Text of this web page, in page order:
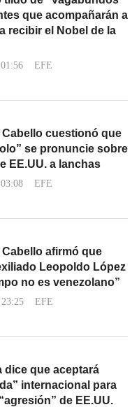
que acompañarán a
recibir el Nobel de la
EFE
Cabello cuestionó que
se pronuncie sobre
EE.UU. a lanchas
EFE
afirmó que
Leopoldo López
no es venezolano”
EFE
dice que aceptará
internacional para
de EE.UU.